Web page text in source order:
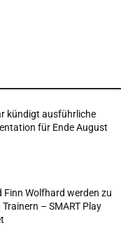
kündigt ausführliche
für Ende August
Finn Wolfhard werden zu
– SMART Play